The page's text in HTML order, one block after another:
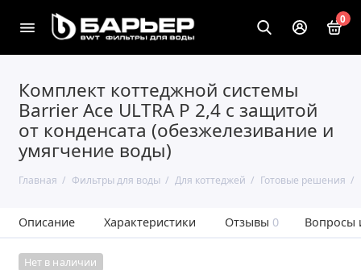
0
Комплект коттеджной системы
Barrier Ace ULTRA P 2,4 с защитой
от конденсата (обезжелезивание и
умягчение воды)
Главная Фильтры для воды Для коттеджей Готовые решения
Описание Характеристики Отзывы 0 Вопросы
Нет в наличии